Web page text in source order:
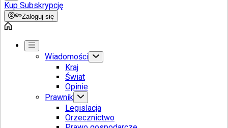
Kup Subskrypcję
Zaloguj się
Wiadomości
Kraj
Świat
Opinie
Prawnik
Legislacja
Orzecznictwo